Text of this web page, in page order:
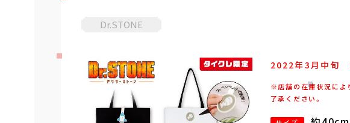
Dr.STONE
2022年3月 中旬
※店舗の在庫状況によ
了承ください。